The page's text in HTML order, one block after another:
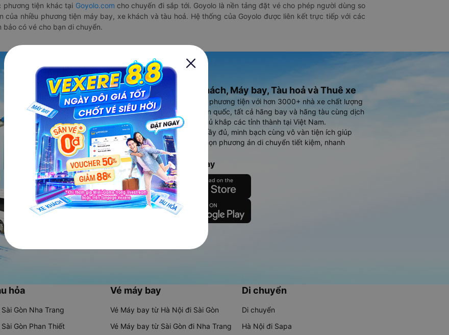
phương tiện khác tại Goyolo.com cho chuyến đi sắp tới. Goyolo là nền tảng đặt vé cho phép người dùng so
của nhiều phương tiện máy bay, xe khách và tàu hoả. Hệ thống của Goyolo được liên kết trực tiếp với các
bảo có vé cho bạn di chuyển.
Ứng dụng đặt vé Xe khách, Máy bay, Tàu hoả và Thuê xe
Vexere - ứng dụng đặt vé đa phương tiện với hơn 3000+ nhà xe chất lượng
cao, 5000+ tuyến đường toàn quốc, tất cả hãng bay và hãng tàu cùng dịch
vụ thuê xe máy, xe du lịch phủ khắp các tỉnh thành tại Việt Nam.
Ứng dụng hiển thị thông tin đầy đủ, minh bạch cùng vô vàn tiện ích giúp
người dùng so sánh và lựa chọn phương án di chuyển tiết kiệm, nhanh
chóng và phù hợp nhất.
Tải ứng dụng Vexere ngay
hỏa
Gòn Nha Trang
Gòn Phan Thiết
Vé máy bay
Vé Máy bay từ Hà Nội đi Sài Gòn
Vé Máy bay từ Sài Gòn đi Nha Trang
Di chuyển
Di chuyển
Hà Nội đi Sapa